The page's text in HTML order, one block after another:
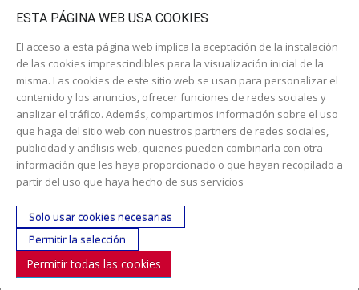
Dirección:c/ Cercedilla nº 14, 28925 Alcorcón
Email:contacta aquí
Teléfono:913519435
SÍGUENOS
ESTA PÁGINA WEB USA COOKIES
El acceso a esta página web implica la aceptación de la instalación
de las cookies imprescindibles para la visualización inicial de la
misma. Las cookies de este sitio web se usan para personalizar el
contenido y los anuncios, ofrecer funciones de redes sociales y
analizar el tráfico. Además, compartimos información sobre el uso
que haga del sitio web con nuestros partners de redes sociales,
publicidad y análisis web, quienes pueden combinarla con otra
información que les haya proporcionado o que hayan recopilado a
partir del uso que haya hecho de sus servicios
Solo usar cookies necesarias
Permitir la selección
Permitir todas las cookies